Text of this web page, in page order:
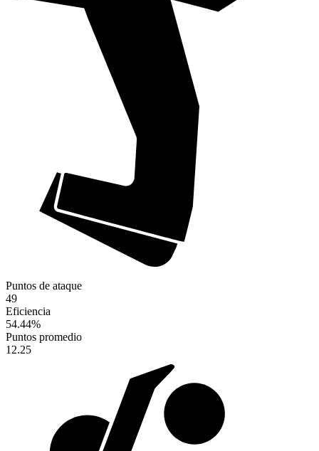
Puntos de ataque
49
Eficiencia
54.44%
Puntos promedio
12.25